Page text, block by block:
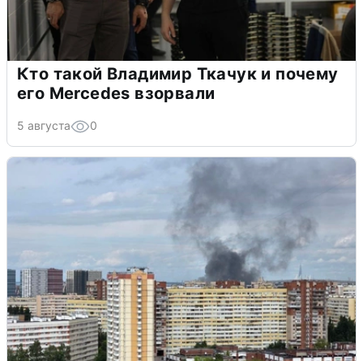
Кто такой Владимир Ткачук и почему
его Mercedes взорвали
5 августа 0